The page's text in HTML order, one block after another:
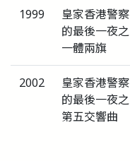
1999
皇家香港警察
的最後一夜之
一體兩旗
2002
皇家香港警察
的最後一夜之
第五交響曲